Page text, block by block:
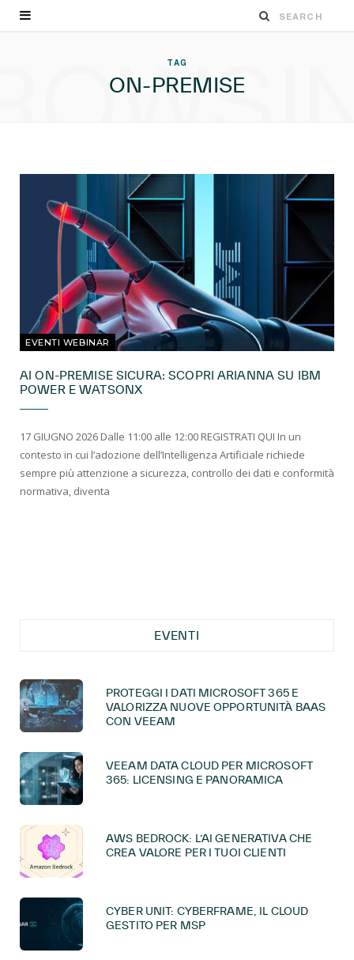
TAG
ON-PREMISE
EVENTI WEBINAR
AI ON-PREMISE SICURA: SCOPRI ARIANNA SU IBM
POWER E WATSONX
17 GIUGNO 2026 Dalle 11:00 alle 12:00 REGISTRATI QUI In un
contesto in cui l’adozione dell’Intelligenza Artificiale richiede
sempre più attenzione a sicurezza, controllo dei dati e conformità
normativa, diventa
EVENTI
PROTEGGI I DATI MICROSOFT 365 E
VALORIZZA NUOVE OPPORTUNITÀ BAAS
CON VEEAM
VEEAM DATA CLOUD PER MICROSOFT
365: LICENSING E PANORAMICA
AWS BEDROCK: L’AI GENERATIVA CHE
CREA VALORE PER I TUOI CLIENTI
CYBER UNIT: CYBERFRAME, IL CLOUD
GESTITO PER MSP